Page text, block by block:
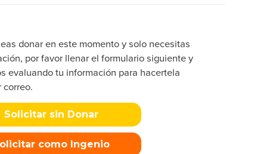
donar en este momento y solo necesitas
por favor llenar el formulario siguiente y
evaluando tu información para hacertela
correo.
Solicitar sin Donar
como Ingenio